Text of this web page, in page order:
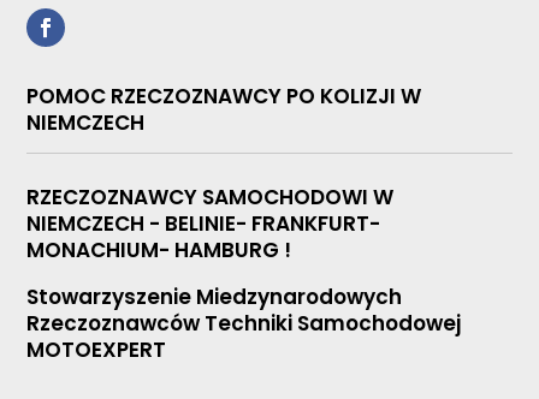
POMOC RZECZOZNAWCY PO KOLIZJI W
NIEMCZECH
RZECZOZNAWCY SAMOCHODOWI W
NIEMCZECH - BELINIE- FRANKFURT-
MONACHIUM- HAMBURG !
Stowarzyszenie Miedzynarodowych
Rzeczoznawców Techniki Samochodowej
MOTOEXPERT